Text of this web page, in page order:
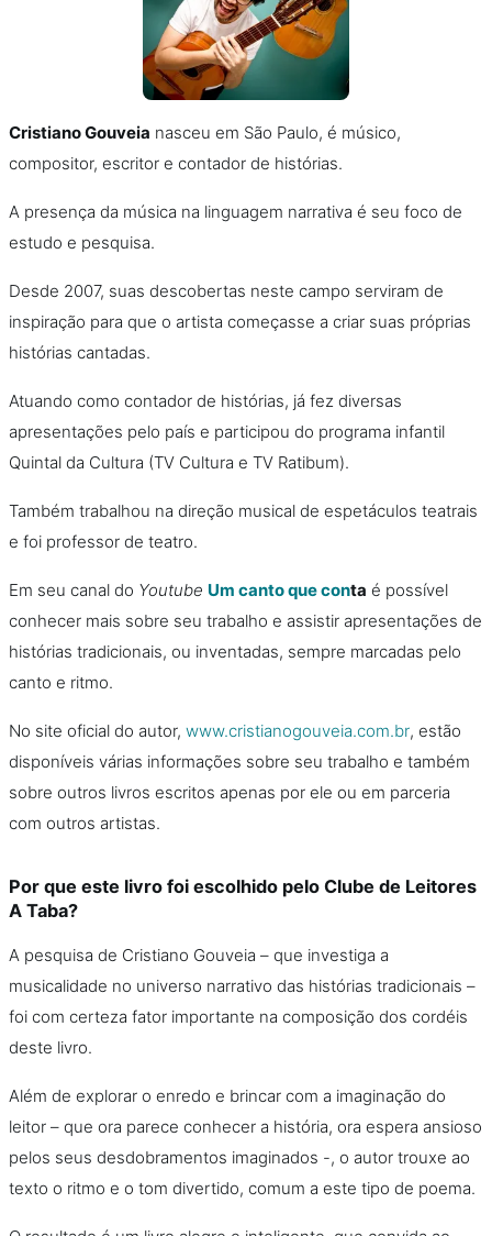
Cristiano Gouveia nasceu em São Paulo, é músico,
compositor, escritor e contador de histórias.
A presença da música na linguagem narrativa é seu foco de
estudo e pesquisa.
Desde 2007, suas descobertas neste campo serviram de
inspiração para que o artista começasse a criar suas próprias
histórias cantadas.
Atuando como contador de histórias, já fez diversas
apresentações pelo país e participou do programa infantil
Quintal da Cultura (TV Cultura e TV Ratibum).
Também trabalhou na direção musical de espetáculos teatrais
e foi professor de teatro.
Em seu canal do Youtube Um canto que conta é possível
conhecer mais sobre seu trabalho e assistir apresentações de
histórias tradicionais, ou inventadas, sempre marcadas pelo
canto e ritmo.
No site oficial do autor, www.cristianogouveia.com.br, estão
disponíveis várias informações sobre seu trabalho e também
sobre outros livros escritos apenas por ele ou em parceria
com outros artistas.
Por que este livro foi escolhido pelo Clube de Leitores
A Taba?
A pesquisa de Cristiano Gouveia – que investiga a
musicalidade no universo narrativo das histórias tradicionais –
foi com certeza fator importante na composição dos cordéis
deste livro.
Além de explorar o enredo e brincar com a imaginação do
leitor – que ora parece conhecer a história, ora espera ansioso
pelos seus desdobramentos imaginados -, o autor trouxe ao
texto o ritmo e o tom divertido, comum a este tipo de poema.